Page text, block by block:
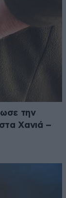
την
Χανιά –